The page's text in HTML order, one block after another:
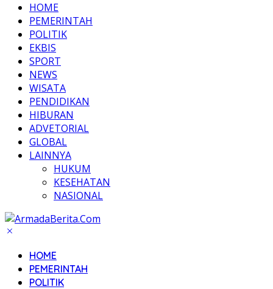
HOME
PEMERINTAH
POLITIK
EKBIS
SPORT
NEWS
WISATA
PENDIDIKAN
HIBURAN
ADVETORIAL
GLOBAL
LAINNYA
HUKUM
KESEHATAN
NASIONAL
HOME
PEMERINTAH
POLITIK